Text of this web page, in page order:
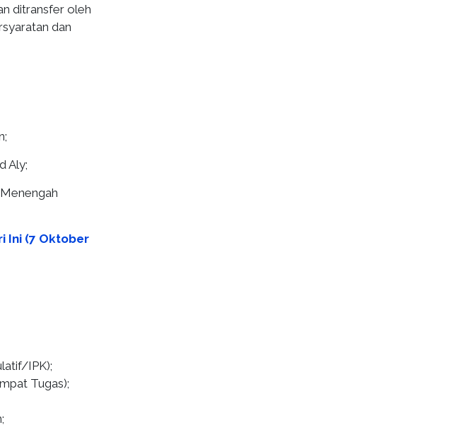
ditransfer oleh
dan
Aly;
Ini (7 Oktober
IPK);
Tugas);